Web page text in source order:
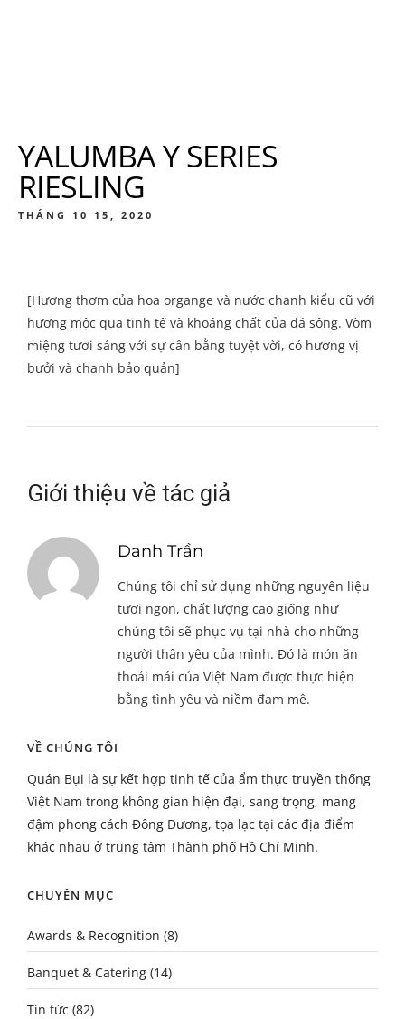
YALUMBA Y SERIES
RIESLING
THÁNG 10 15, 2020
[Hương thơm của hoa organge và nước chanh kiểu cũ với
hương mộc qua tinh tế và khoáng chất của đá sông. Vòm
miệng tươi sáng với sự cân bằng tuyệt vời, có hương vị
bưởi và chanh bảo quản]
Giới thiệu về tác giả
Danh Trần
Chúng tôi chỉ sử dụng những nguyên liệu
tươi ngon, chất lượng cao giống như
chúng tôi sẽ phục vụ tại nhà cho những
người thân yêu của mình. Đó là món ăn
thoải mái của Việt Nam được thực hiện
bằng tình yêu và niềm đam mê.
VỀ CHÚNG TÔI
Quán Bụi là sự kết hợp tinh tế của ẩm thực truyền thống
Việt Nam trong không gian hiện đại, sang trọng, mang
đậm phong cách Đông Dương, tọa lạc tại các địa điểm
khác nhau ở trung tâm Thành phố Hồ Chí Minh.
CHUYÊN MỤC
Awards & Recognition (8)
Banquet & Catering (14)
Tin tức (82)